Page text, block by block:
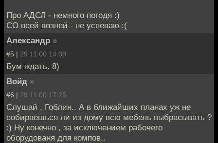
Про АДСЛ - немного погодя :)
СО всей возней - не успеваю :(
Александр »
#5 | 29.11.00 14:39
Бум ждать. 8)
Войд »
#6 | 29.11.00 17:25
Слушай , Гоблин.. А в ближайших планах уж не
собираешься ли из дому всю мебель выбрасывать ?
:) Ну конечно , за исключением рабочего
оборудованя для компов..